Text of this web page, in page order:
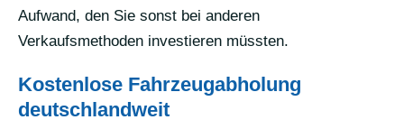
Aufwand, den Sie sonst bei anderen
Verkaufsmethoden investieren müssten.
Kostenlose Fahrzeugabholung
deutschlandweit